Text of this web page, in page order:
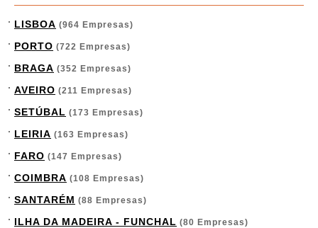
LISBOA (964 Empresas)
PORTO (722 Empresas)
BRAGA (352 Empresas)
AVEIRO (211 Empresas)
SETÚBAL (173 Empresas)
LEIRIA (163 Empresas)
FARO (147 Empresas)
COIMBRA (108 Empresas)
SANTARÉM (88 Empresas)
ILHA DA MADEIRA - FUNCHAL (80 Empresas)